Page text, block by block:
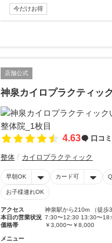
今だけお得
店舗公式
神泉カイロプラクティッ
4.63 口コミ
整体 カイロプラクティック
早朝OK カード可
お子様連れOK
アクセス
神泉駅から210m （徒歩3
本日の営業状況 7:30〜12:30 13:30〜
価格帯
￥3,000〜￥8,000
メニュー